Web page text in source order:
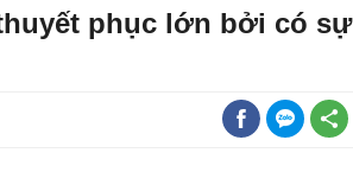
phục lớn bởi có sự